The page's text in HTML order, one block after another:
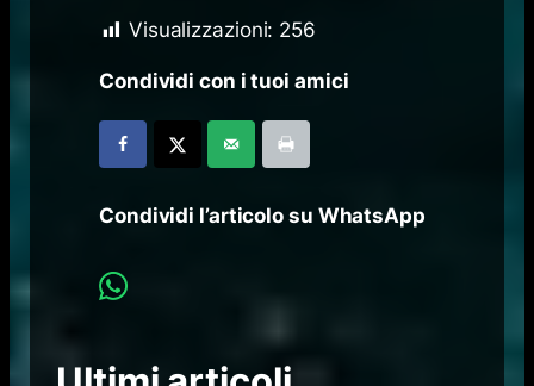
Visualizzazioni: 256
Condividi con i tuoi amici
Condividi l’articolo su WhatsApp